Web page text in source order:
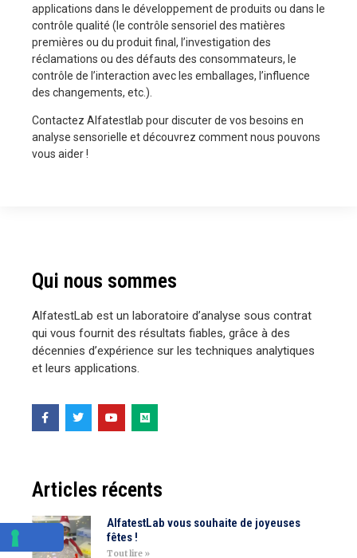
applications dans le développement de produits ou dans le
contrôle qualité (le contrôle sensoriel des matières
premières ou du produit final, l’investigation des
réclamations ou des défauts des consommateurs, le
contrôle de l’interaction avec les emballages, l’influence
des changements, etc.).
Contactez Alfatestlab pour discuter de vos besoins en
analyse sensorielle et découvrez comment nous pouvons
vous aider !
Qui nous sommes
AlfatestLab est un laboratoire d’analyse sous contrat
qui vous fournit des résultats fiables, grâce à des
décennies d’expérience sur les techniques analytiques
et leurs applications.
Articles récents
AlfatestLab vous souhaite de joyeuses
fêtes !
Tout lire »